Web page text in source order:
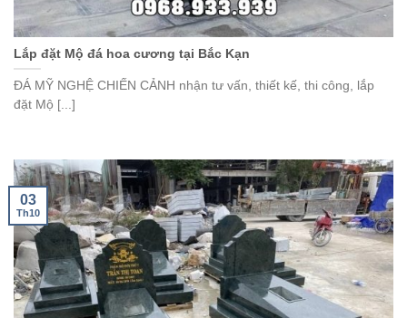
Lắp đặt Mộ đá hoa cương tại Bắc Kạn
ĐÁ MỸ NGHỆ CHIẾN CẢNH nhận tư vấn, thiết kế, thi công, lắp
đặt Mộ [...]
03
Th10